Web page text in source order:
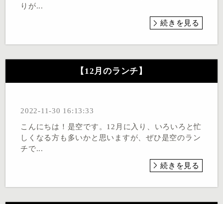
りが...
続きを見る
【12月のランチ】
2022-11-30 16:13:33
こんにちは！是空です。12月に入り、いろいろと忙
しくなる方も多いかと思いますが、ぜひ是空のラン
チで...
続きを見る